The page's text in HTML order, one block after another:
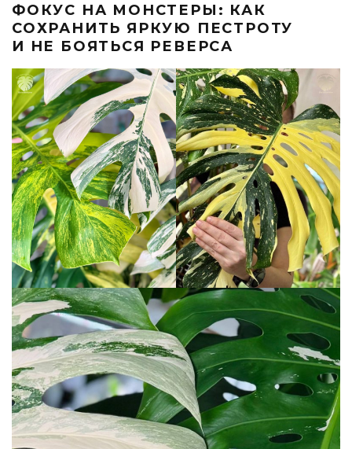
ФОКУС НА МОНСТЕРЫ: КАК
СОХРАНИТЬ ЯРКУЮ ПЕСТРОТУ
И НЕ БОЯТЬСЯ РЕВЕРСА